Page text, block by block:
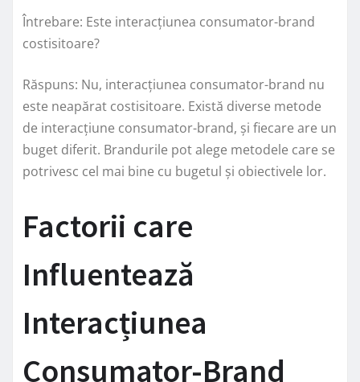
Întrebare: Este interacțiunea consumator-brand
costisitoare?
Răspuns: Nu, interacțiunea consumator-brand nu
este neapărat costisitoare. Există diverse metode
de interacțiune consumator-brand, și fiecare are un
buget diferit. Brandurile pot alege metodele care se
potrivesc cel mai bine cu bugetul și obiectivele lor.
Factorii care
Influentează
Interacțiunea
Consumator-Brand